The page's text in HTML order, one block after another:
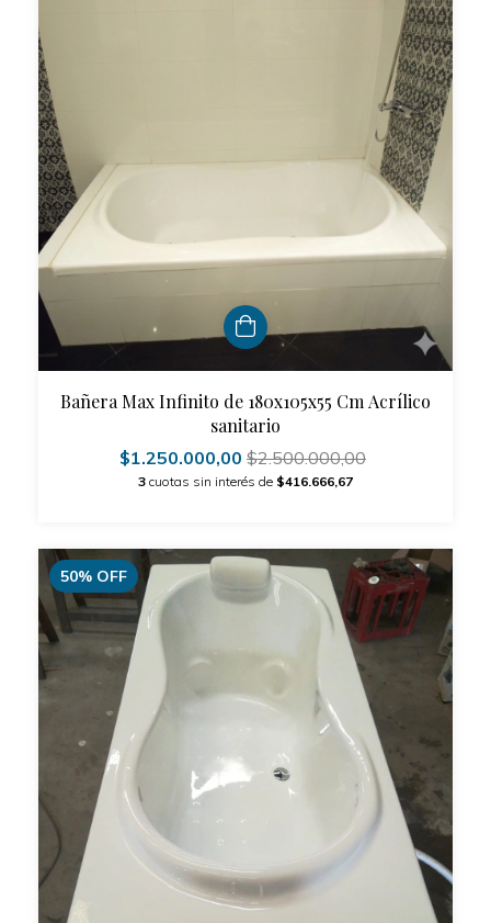
Bañera Max Infinito de 180x105x55 Cm Acrílico
sanitario
$1.250.000,00 $2.500.000,00
3 cuotas sin interés de $416.666,67
50% OFF